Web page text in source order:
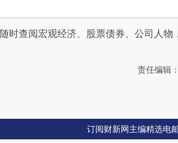
随时查阅宏观经济、股票债券、公司人物
责任编辑
订阅财新网主编精选电